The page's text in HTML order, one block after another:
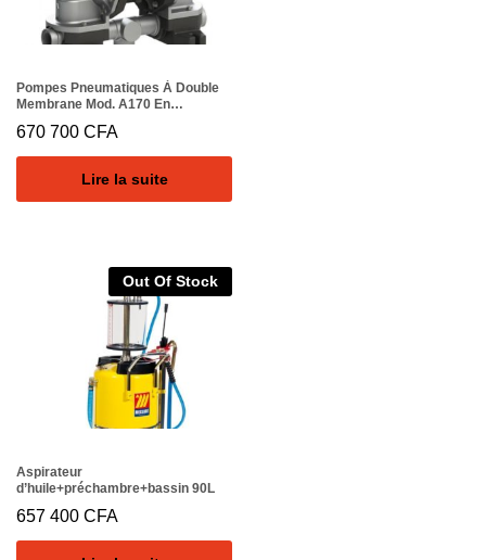
Pompes Pneumatiques À Double
Membrane Mod. A170 En
670 700 CFA
Lire la suite
Out Of Stock
Aspirateur
d’huile+préchambre+bassin 90L
657 400 CFA